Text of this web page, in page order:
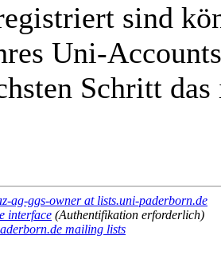
sind
Uni-
Schritt
ag-ggs-owner at lists.uni-paderborn.de
interface (Authentifikation erforderlich)
mailing lists